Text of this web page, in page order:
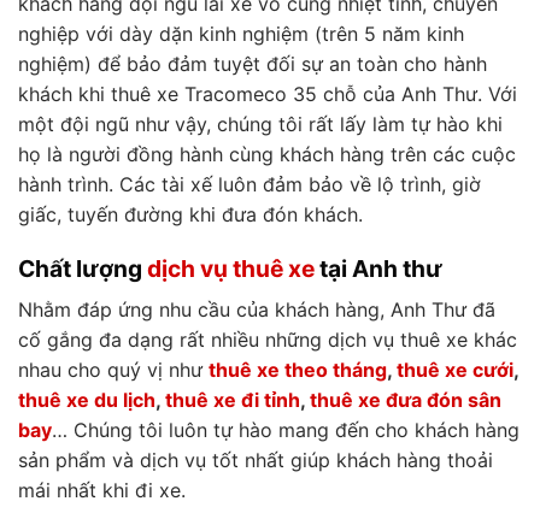
nghiệp với dày dặn kinh nghiệm (trên 5 năm kinh
nghiệm) để bảo đảm tuyệt đối sự an toàn cho hành
khách khi thuê xe Tracomeco 35 chỗ của Anh Thư. Với
một đội ngũ như vậy, chúng tôi rất lấy làm tự hào khi
họ là người đồng hành cùng khách hàng trên các cuộc
hành trình. Các tài xế luôn đảm bảo về lộ trình, giờ
giấc, tuyến đường khi đưa đón khách.
Chất lượng dịch vụ thuê xetại Anh thư
Nhằm đáp ứng nhu cầu của khách hàng, Anh Thư đã
cố gắng đa dạng rất nhiều những dịch vụ thuê xe khác
nhau cho quý vị như thuê xe theo tháng, thuê xe cưới,
thuê xe du lịch, thuê xe đi tỉnh, thuê xe đưa đón sân
bay… Chúng tôi luôn tự hào mang đến cho khách hàng
sản phẩm và dịch vụ tốt nhất giúp khách hàng thoải
mái nhất khi đi xe.